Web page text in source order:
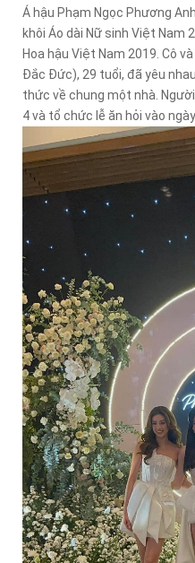
Á hậu Phạm Ngọc Phương
khôi Áo dài Nữ sinh Việt Nam
Hoa hậu Việt Nam 2019. Cô
Đắc Đức), 29 tuổi, đã yêu
thức về chung một nhà.
4 và tổ chức lễ ăn hỏi vào